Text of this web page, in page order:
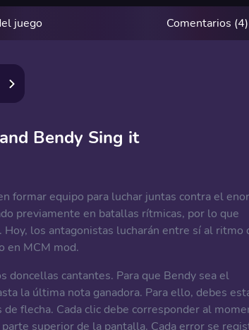
juego Comentarios (4)
Bendy Sing it
formar equipo para luchar juntas contra el
previamente en batallas rítmicas, por lo que
los antagonistas lucharán entre sí al ritmo
en MCM mod.
doncellas cantantes. Para que Bendy sea el
la última nota ganadora. Para ello, debes
flecha. Cada clic debe corresponder al
superior de la pantalla. Cada error se